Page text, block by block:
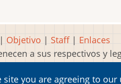
| Objetivo | Staff| Enlaces
a sus respectivos y
del Videojuego®
you are agreeing to our